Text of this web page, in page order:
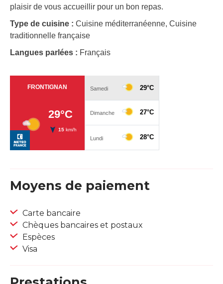
plaisir de vous accueillir pour un bon repas.
Type de cuisine : Cuisine méditerranéenne, Cuisine
traditionnelle française
Langues parlées : Français
Moyens de paiement
Carte bancaire
Chèques bancaires et postaux
Espèces
Visa